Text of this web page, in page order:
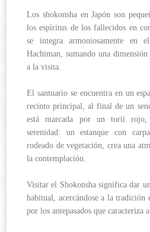
Los shokonsha en Japón son
los espíritus de los fallecidos en
se integra armoniosamente en
Hachiman, sumando una
a la visita.
El santuario se encuentra en un
recinto principal, al final de un
está marcada por un torii
serenidad: un estanque con
rodeado de vegetación, crea una
la contemplación.
Visitar el Shokonsha significa dar
habitual, acercándose a la
por los antepasados que caracteriza